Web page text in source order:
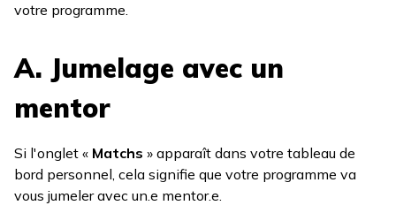
votre programme.
A. Jumelage avec un
mentor
Si l'onglet « Matchs » apparaît dans votre tableau de
bord personnel, cela signifie que votre programme va
vous jumeler avec un.e mentor.e.